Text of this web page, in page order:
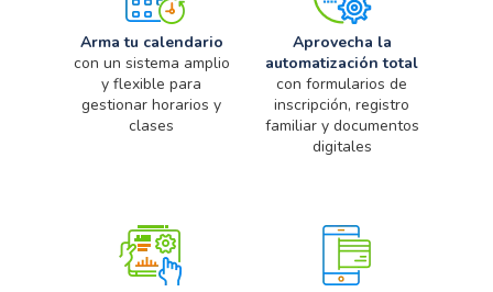
Arma tu calendario
con un sistema amplio
y flexible para
gestionar horarios y
clases
Aprovecha la
automatización total
con formularios de
inscripción, registro
familiar y documentos
digitales